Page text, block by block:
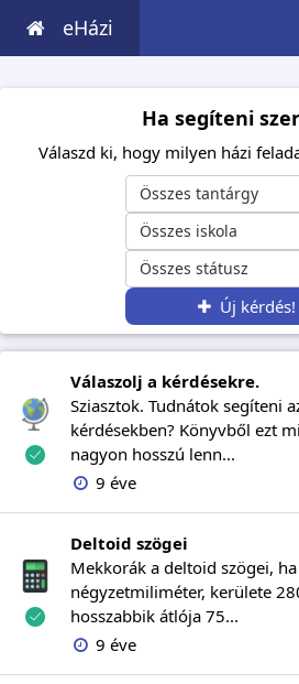
eHázi
Ha segíteni
Válaszd ki, hogy milyen házi
Összes tantárgy
Összes iskola
Összes státusz
Új kérdés!
Válaszolj a kérdésekre.
Sziasztok. Tudnátok segíteni
kérdésekben? Könyvből ezt
nagyon hosszú lenn...
9 éve
Deltoid szögei
Mekkorák a deltoid szögei,
négyzetmiliméter, kerülete
hosszabbik átlója 75...
9 éve